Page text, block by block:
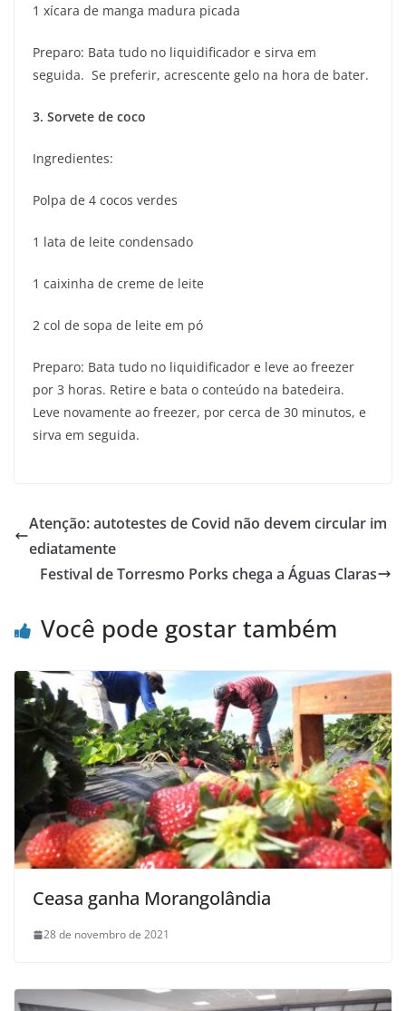
1 xícara de manga madura picada
Preparo: Bata tudo no liquidificador e sirva em
seguida. Se preferir, acrescente gelo na hora de bater.
3. Sorvete de coco
Ingredientes:
Polpa de 4 cocos verdes
1 lata de leite condensado
1 caixinha de creme de leite
2 col de sopa de leite em pó
Preparo: Bata tudo no liquidificador e leve ao freezer
por 3 horas. Retire e bata o conteúdo na batedeira.
Leve novamente ao freezer, por cerca de 30 minutos, e
sirva em seguida.
Atenção: autotestes de Covid não devem circular im
ediatamente
Festival de Torresmo Porks chega a Águas Claras
Você pode gostar também
Ceasa ganha Morangolândia
28 de novembro de 2021